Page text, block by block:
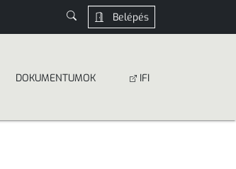
Belépés
DOKUMEN­­TUMOK IFI